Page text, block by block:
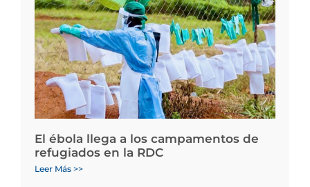
El ébola llega a los campamentos de
refugiados en la RDC
Leer Más >>